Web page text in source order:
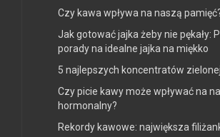
Czy kawa wpływa na naszą
Jak gotować jajka żeby nie pękały:
porady na idealne jajka na miękko
5 najlepszych koncentratów
Czy picie kawy może wpływać na
hormonalny?
Rekordy kawowe: największa